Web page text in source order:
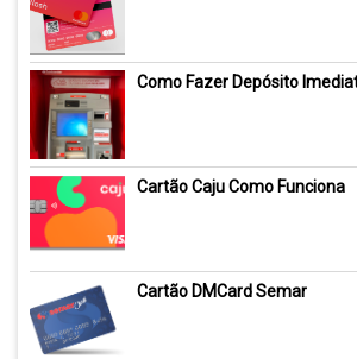
Como Fazer Depósito
Cartão Caju Como Funciona
Cartão DMCard Semar